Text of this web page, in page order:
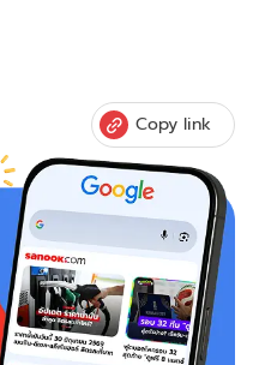
Copy link